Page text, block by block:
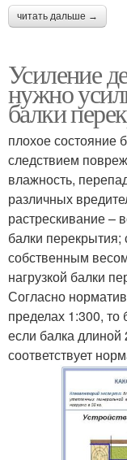
читать дальше →
Усиление
нужно
балки
плохое состояние
следствием
влажность,
различных
растрескивание –
балки
собственным
нагрузкой балки
Согласно
пределах 1:300,
если балка
соответствует